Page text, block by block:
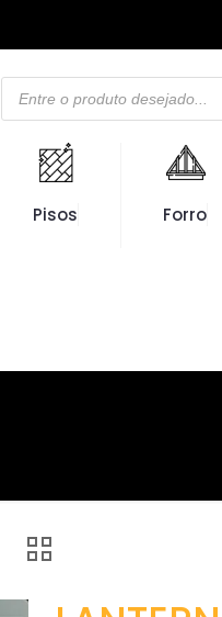
Pesquisar
produtos
Pisos Forro